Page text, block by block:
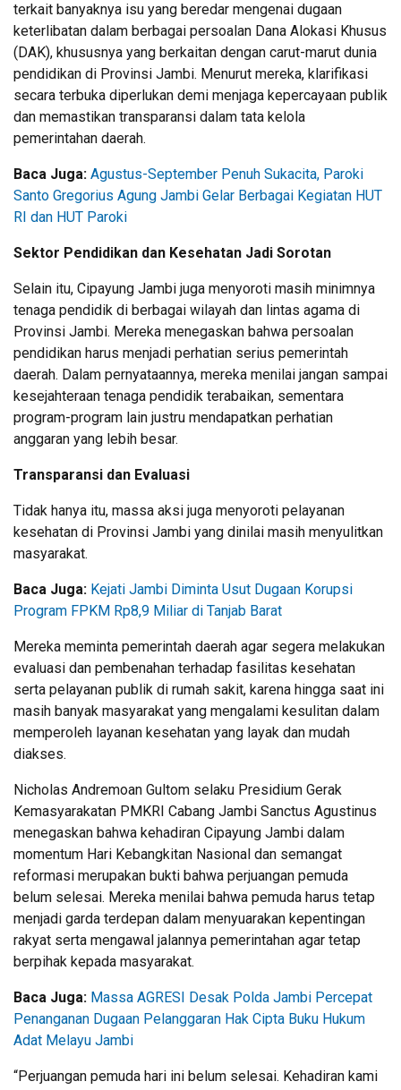
terkait banyaknya isu yang beredar mengenai dugaan
keterlibatan dalam berbagai persoalan Dana Alokasi Khusus
(DAK), khususnya yang berkaitan dengan carut-marut dunia
pendidikan di Provinsi Jambi. Menurut mereka, klarifikasi
secara terbuka diperlukan demi menjaga kepercayaan publik
dan memastikan transparansi dalam tata kelola
pemerintahan daerah.
Baca Juga: Agustus-September Penuh Sukacita, Paroki
Santo Gregorius Agung Jambi Gelar Berbagai Kegiatan HUT
RI dan HUT Paroki
Sektor Pendidikan dan Kesehatan Jadi Sorotan
Selain itu, Cipayung Jambi juga menyoroti masih minimnya
tenaga pendidik di berbagai wilayah dan lintas agama di
Provinsi Jambi. Mereka menegaskan bahwa persoalan
pendidikan harus menjadi perhatian serius pemerintah
daerah. Dalam pernyataannya, mereka menilai jangan sampai
kesejahteraan tenaga pendidik terabaikan, sementara
program-program lain justru mendapatkan perhatian
anggaran yang lebih besar.
Transparansi dan Evaluasi
Tidak hanya itu, massa aksi juga menyoroti pelayanan
kesehatan di Provinsi Jambi yang dinilai masih menyulitkan
masyarakat.
Baca Juga: Kejati Jambi Diminta Usut Dugaan Korupsi
Program FPKM Rp8,9 Miliar di Tanjab Barat
Mereka meminta pemerintah daerah agar segera melakukan
evaluasi dan pembenahan terhadap fasilitas kesehatan
serta pelayanan publik di rumah sakit, karena hingga saat ini
masih banyak masyarakat yang mengalami kesulitan dalam
memperoleh layanan kesehatan yang layak dan mudah
diakses.
Nicholas Andremoan Gultom selaku Presidium Gerak
Kemasyarakatan PMKRI Cabang Jambi Sanctus Agustinus
menegaskan bahwa kehadiran Cipayung Jambi dalam
momentum Hari Kebangkitan Nasional dan semangat
reformasi merupakan bukti bahwa perjuangan pemuda
belum selesai. Mereka menilai bahwa pemuda harus tetap
menjadi garda terdepan dalam menyuarakan kepentingan
rakyat serta mengawal jalannya pemerintahan agar tetap
berpihak kepada masyarakat.
Baca Juga: Massa AGRESI Desak Polda Jambi Percepat
Penanganan Dugaan Pelanggaran Hak Cipta Buku Hukum
Adat Melayu Jambi
“Perjuangan pemuda hari ini belum selesai. Kehadiran kami